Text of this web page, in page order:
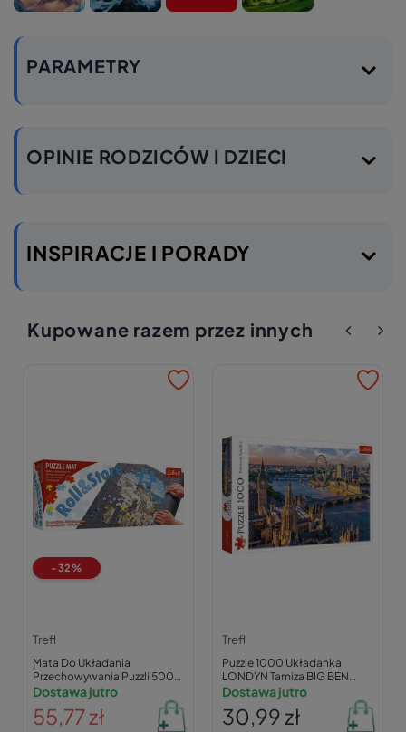
PARAMETRY
OPINIE RODZICÓW I DZIECI
INSPIRACJE I PORADY
Kupowane razem przez innych
-32%
Trefl
Mata Do Układania
Przechowywania Puzzli 500-
3000 Elementów Trefl 60986
Dostawa jutro
55,77 zł
Trefl
Puzzle 1000 Układanka
LONDYN Tamiza BIG BEN
Krajobraz Widok Miast 12+
Dostawa jutro
30,99 zł